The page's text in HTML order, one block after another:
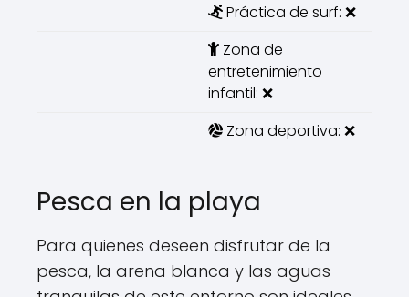
Práctica de surf: ❌
Zona de
entretenimiento
infantil: ❌
Zona deportiva: ❌
Pesca en la playa
Para quienes deseen disfrutar de la
pesca, la arena blanca y las aguas